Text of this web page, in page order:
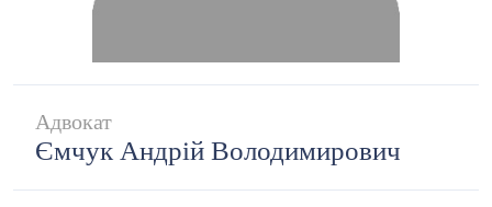
Адвокат
Ємчук Андрій Володимирович